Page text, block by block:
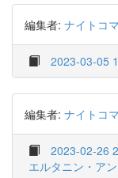
編集者: ナイトコ
2023-03-05
編集者: ナイトコ
2023-02-26
エルタニン・ア